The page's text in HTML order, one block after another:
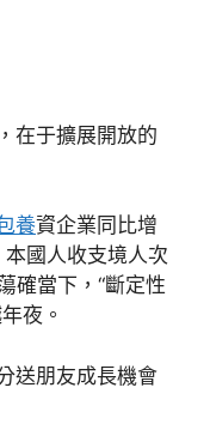
在于擴展開放的
養資企業同比增
國人收支境人次
確當下，“斷定性
夜。
送朋友成長機會